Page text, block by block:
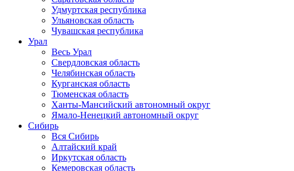
Удмуртская республика
Ульяновская область
Чувашская республика
Урал
Весь Урал
Свердловская область
Челябинская область
Курганская область
Тюменская область
Ханты-Мансийский автономный округ
Ямало-Ненецкий автономный округ
Сибирь
Вся Сибирь
Алтайский край
Иркутская область
Кемеровская область